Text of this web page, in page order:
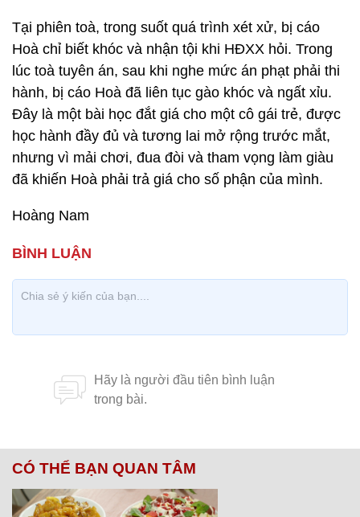
Tại phiên toà, trong suốt quá trình xét xử, bị cáo
Hoà chỉ biết khóc và nhận tội khi HĐXX hỏi. Trong
lúc toà tuyên án, sau khi nghe mức án phạt phải thi
hành, bị cáo Hoà đã liên tục gào khóc và ngất xỉu.
Đây là một bài học đắt giá cho một cô gái trẻ, được
học hành đầy đủ và tương lai mở rộng trước mắt,
nhưng vì mải chơi, đua đòi và tham vọng làm giàu
đã khiến Hoà phải trả giá cho số phận của mình.
Hoàng Nam
CÓ THỂ BẠN QUAN TÂM